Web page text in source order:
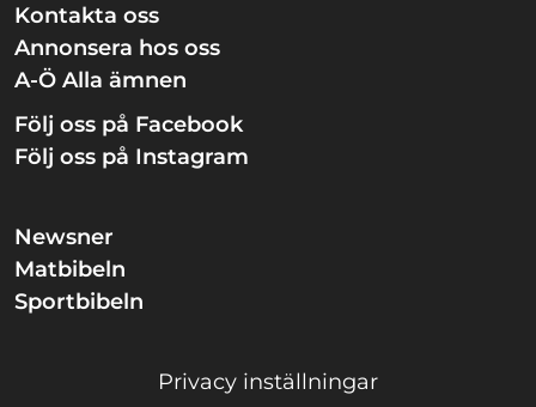
Kontakta oss
Annonsera hos oss
A-Ö Alla ämnen
Följ oss på Facebook
Följ oss på Instagram
Newsner
Matbibeln
Sportbibeln
Privacy inställningar